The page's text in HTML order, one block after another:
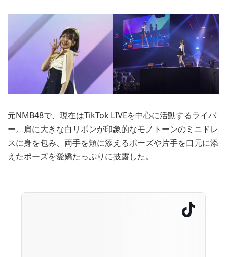
元NMB48で、現在はTikTok LIVEを中心に活動するライバ
ー。肩に大きな白リボンが印象的なモノトーンのミニドレ
スに身を包み、両手を頬に添えるポーズや片手を口元に添
えたポーズを愛嬌たっぷりに披露した。